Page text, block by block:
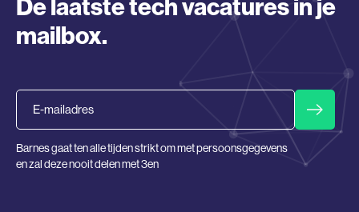
De laatste tech vacatures in je
mailbox.
Barnes gaat ten alle tijden strikt om met persoonsgegevens
en zal deze nooit delen met 3en